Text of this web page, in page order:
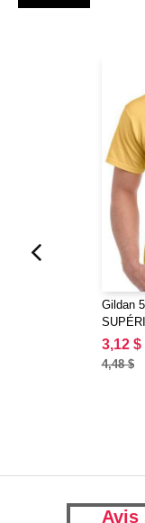
Gildan
3,12 $
4,48 $
Avis